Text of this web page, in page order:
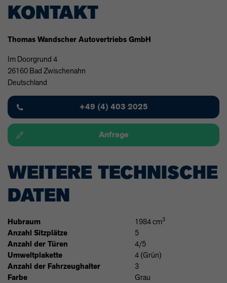
KONTAKT
Thomas Wandscher Autovertriebs GmbH
Im Doorgrund 4
26160 Bad Zwischenahn
Deutschland
+49 (4) 403 2025
Anfrage
WEITERE TECHNISCHE
DATEN
Hubraum 1984 cm3
Anzahl Sitzplätze 5
Anzahl der Türen 4/5
Umweltplakette 4 (Grün)
Anzahl der Fahrzeughalter 3
Farbe Grau